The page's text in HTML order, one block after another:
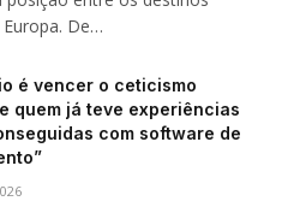
De…
é vencer o ceticismo
quem já teve experiências
com software de